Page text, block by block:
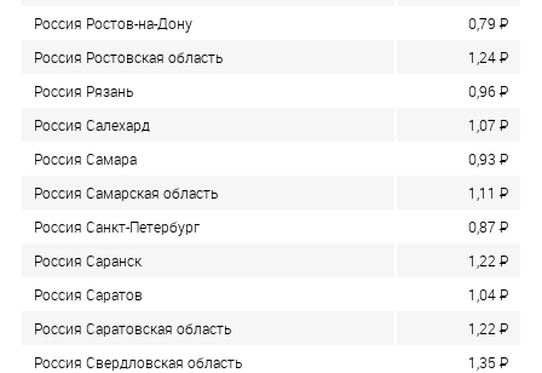
Россия Ростов-на-Дону
0,79 P
Россия Ростовская область
1,24P
Россия Рязань
0,96P
Россия Салехард
1,07 P
Россия Самара
0,93 P
Россия Самарская область
1,11 P
Россия Санкт-Петербург
0,87 P
Россия Саранск
1,22 P
Россия Саратов
1,04P
Россия Саратовская область
1,22 P
Россия Свердловская область
1,35 P